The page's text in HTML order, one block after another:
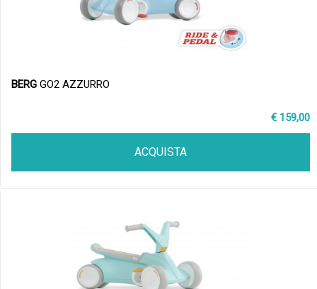
BERG GO2 AZZURRO
€ 159,00
ACQUISTA